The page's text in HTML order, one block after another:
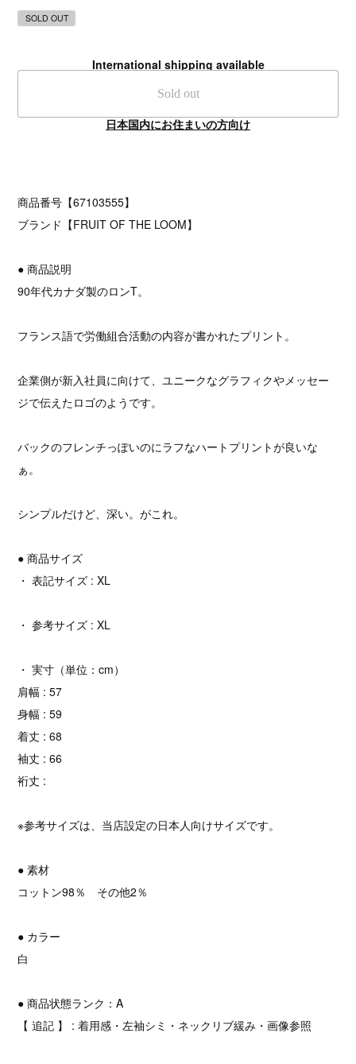
SOLD OUT
International shipping available
Sold out
日本国内にお住まいの方向け
商品番号【67103555】
ブランド【FRUIT OF THE LOOM】
● 商品説明
90年代カナダ製のロンT。
フランス語で労働組合活動の内容が書かれたプリント。
企業側が新入社員に向けて、ユニークなグラフィクやメッセー
ジで伝えたロゴのようです。
バックのフレンチっぽいのにラフなハートプリントが良いな
ぁ。
シンプルだけど、深い。がこれ。
● 商品サイズ
・ 表記サイズ : XL
・ 参考サイズ : XL
・ 実寸（単位：cm）
肩幅 : 57
身幅 : 59
着丈 : 68
袖丈 : 66
裄丈 :
※参考サイズは、当店設定の日本人向けサイズです。
● 素材
コットン98％ その他2％
● カラー
白
● 商品状態ランク：A
【 追記 】 : 着用感・左袖シミ・ネックリブ緩み・画像参照